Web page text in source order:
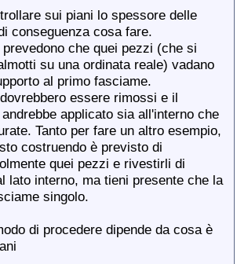
sui piani lo spessore delle
conseguenza cosa fare.
che quei pezzi (che si
su una ordinata reale) vadano
al primo fasciame.
essere rimossi e il
applicato sia all'interno che
Tanto per fare un altro esempio,
costruendo è previsto di
quei pezzi e rivestirli di
lato interno, ma tieni presente che la
singolo.
di procedere dipende da cosa è